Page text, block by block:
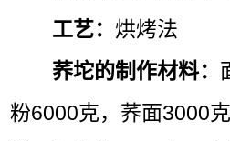
工艺： 烘烤法
荞坨的制作材料：
粉6000克，荞面3000